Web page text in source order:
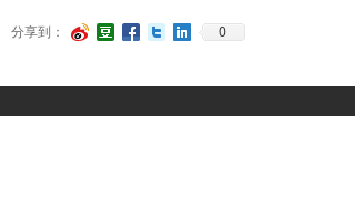
分享到： 0